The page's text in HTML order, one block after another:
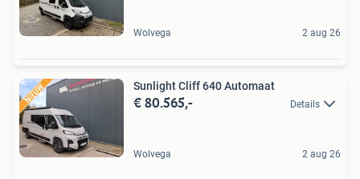
Wolvega 2 aug 26
Sunlight Cliff 640 Automaat
€ 80.565,- Details
Wolvega 2 aug 26